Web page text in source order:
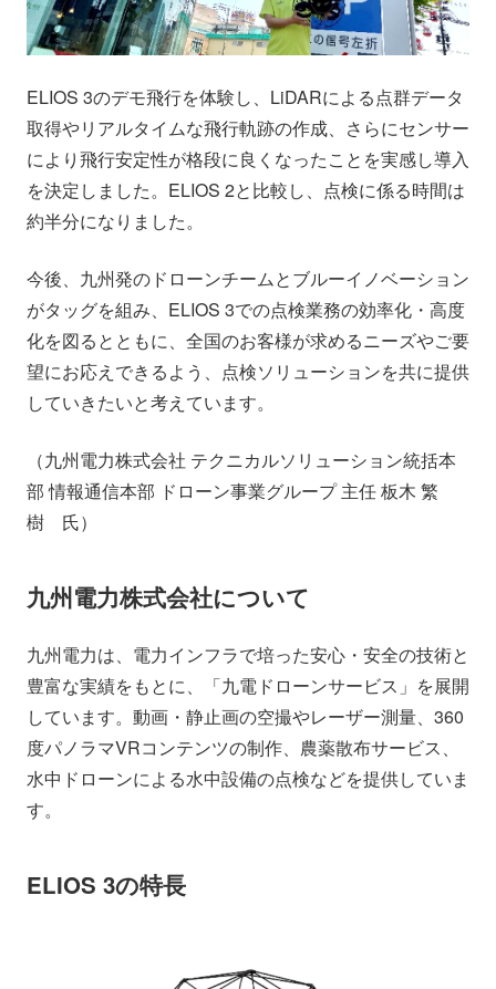
ELIOS 3のデモ飛行を体験し、LiDARによる点群データ
取得やリアルタイムな飛行軌跡の作成、さらにセンサー
により飛行安定性が格段に良くなったことを実感し導入
を決定しました。ELIOS 2と比較し、点検に係る時間は
約半分になりました。
今後、九州発のドローンチームとブルーイノベーション
がタッグを組み、ELIOS 3での点検業務の効率化・高度
化を図るとともに、全国のお客様が求めるニーズやご要
望にお応えできるよう、点検ソリューションを共に提供
していきたいと考えています。
（九州電力株式会社 テクニカルソリューション統括本
部 情報通信本部 ドローン事業グループ 主任 板木 繁
樹 氏）
九州電力株式会社について
九州電力は、電力インフラで培った安心・安全の技術と
豊富な実績をもとに、「九電ドローンサービス」を展開
しています。動画・静止画の空撮やレーザー測量、360
度パノラマVRコンテンツの制作、農薬散布サービス、
水中ドローンによる水中設備の点検などを提供していま
す。
ELIOS 3の特長